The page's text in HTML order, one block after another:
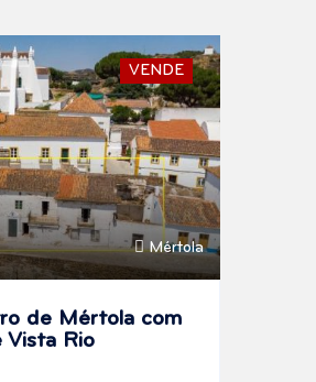
VENDE
Mértola
de Mértola com
Vista Rio